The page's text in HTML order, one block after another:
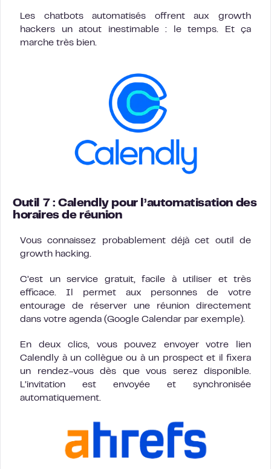
Les chatbots automatisés offrent aux growth
hackers un atout inestimable : le temps. Et ça
marche très bien.
Outil 7 : Calendly pour l’automatisation des
horaires de réunion
Vous connaissez probablement déjà cet outil de
growth hacking.
C’est un service gratuit, facile à utiliser et très
efficace. Il permet aux personnes de votre
entourage de réserver une réunion directement
dans votre agenda (Google Calendar par exemple).
En deux clics, vous pouvez envoyer votre lien
Calendly à un collègue ou à un prospect et il fixera
un rendez-vous dès que vous serez disponible.
L’invitation est envoyée et synchronisée
automatiquement.